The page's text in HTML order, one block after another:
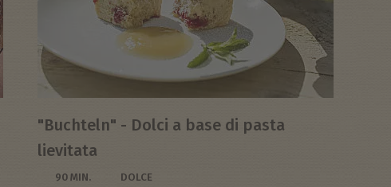
"Buchteln" - Dolci a base di pasta
lievitata
90 MIN. DOLCE